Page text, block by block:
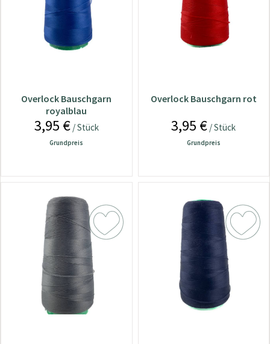
Overlock Bauschgarn
royalblau
3,95 €/ Stück
Grundpreis
Overlock Bauschgarn rot
3,95 € / Stück
Grundpreis